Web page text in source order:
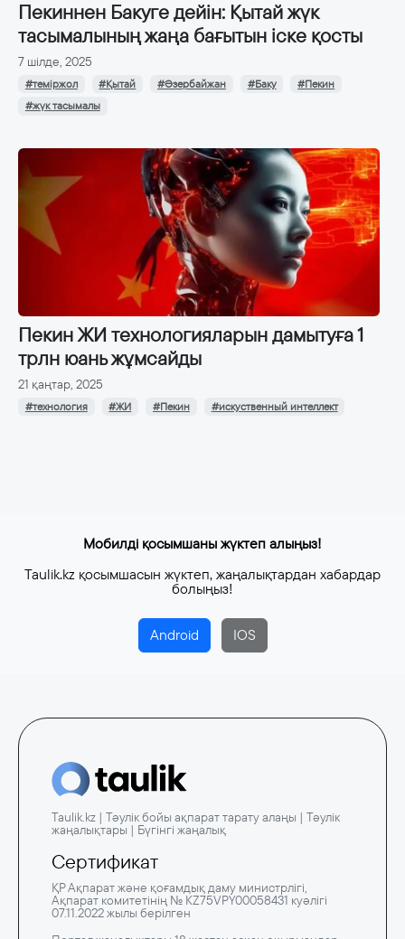
Пекиннен Бакуге дейін: Қытай жүк
тасымалының жаңа бағытын іске қосты
7 шілде, 2025
#теміржол #Қытай #Әзербайжан #Баку
#Пекин
#жүк тасымалы
Пекин ЖИ технологияларын дамытуға 1
трлн юань жұмсайды
21 қаңтар, 2025
#технология #ЖИ #Пекин #искуственный интеллект
Мобилді қосымшаны жүктеп алыңыз!
Taulik.kz қосымшасын жүктеп, жаңалықтардан хабардар
болыңыз!
Android IOS
Taulik.kz | Тәулік бойы ақпарат тарату алаңы | Тәулік
жаңалықтары | Бүгінгі жаңалық
Сертификат
ҚР Ақпарат және қоғамдық даму министрлігі,
Ақпарат комитетінің № KZ75VPY00058431 куәлігі
07.11.2022 жылы берілген